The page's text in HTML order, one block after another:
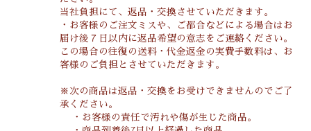
当社負担にて、返品・交換させていただきます。
・お客様のご注文ミスや、ご都合などによる場合はお
届け後７日以内に返品希望の意志をご連絡ください。
この場合の往復の送料・代金返金の実費手数料は、お
客様のご負担とさせていただきます。
※次の商品は返品・交換をお受けできませんのでご了
承ください。
・お客様の責任で汚れや傷が生じた商品。